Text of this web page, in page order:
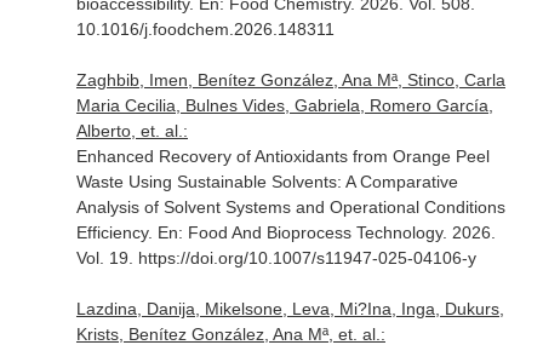
10.1016/j.foodchem.2026.148311
Zaghbib, Imen, Benítez González, Ana Mª, Stinco, Carla
Maria Cecilia, Bulnes Vides, Gabriela, Romero García,
Alberto, et. al.:
Enhanced Recovery of Antioxidants from Orange Peel
Waste Using Sustainable Solvents: A Comparative
Analysis of Solvent Systems and Operational Conditions
Efficiency. En: Food And Bioprocess Technology. 2026.
Vol. 19. https://doi.org/10.1007/s11947-025-04106-y
Lazdina, Danija, Mikelsone, Leva, Mi?Ina, Inga, Dukurs,
Krists, Benítez González, Ana Mª, et. al.: